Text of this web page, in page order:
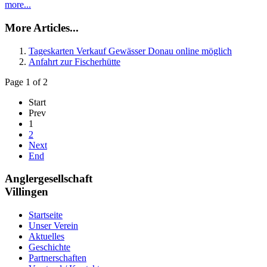
more...
More Articles...
Tageskarten Verkauf Gewässer Donau online möglich
Anfahrt zur Fischerhütte
Page 1 of 2
Start
Prev
1
2
Next
End
Anglergesellschaft
Villingen
Startseite
Unser Verein
Aktuelles
Geschichte
Partnerschaften